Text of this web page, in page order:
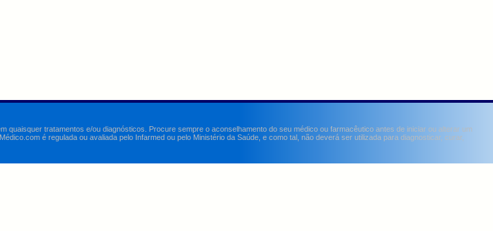
tratamentos e/ou diagnósticos. Procure sempre o aconselhamento do seu médico ou farmacêutico antes de iniciar ou alterar um
é regulada ou avaliada pelo Infarmed ou pelo Ministério da Saúde, e como tal, não deverá ser utilizada para diagnosticar, curar,